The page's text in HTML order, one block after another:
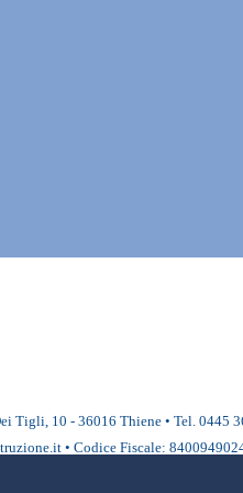
Tigli, 10 - 36016 Thiene • Tel. 0445
• Codice Fiscale: